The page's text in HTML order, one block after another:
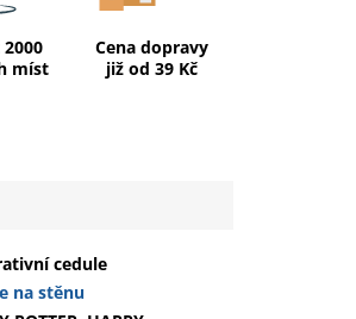
2000
míst
Cena dopravy
již od 39 Kč
cedule
na stěnu